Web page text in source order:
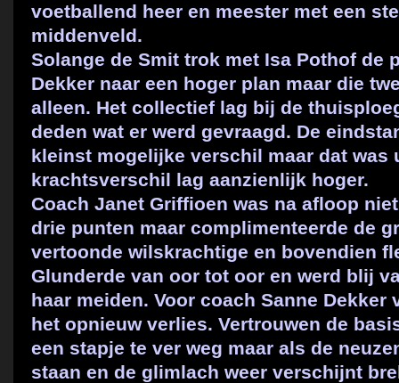
voetballend heer en meester met een
middenveld.
Solange de Smit trok met Isa Pothof de
Dekker naar een hoger plan maar die
alleen. Het collectief lag bij de
deden wat er werd gevraagd. De
kleinst mogelijke verschil maar dat was
krachtsverschil lag aanzienlijk hoger.
Coach Janet Griffioen was na afloop
drie punten maar complimenteerde de
vertoonde wilskrachtige en bovendien
Glunderde van oor tot oor en werd blij
haar meiden. Voor coach Sanne Dekker
het opnieuw verlies. Vertrouwen de
een stapje te ver weg maar als de
staan en de glimlach weer verschijnt